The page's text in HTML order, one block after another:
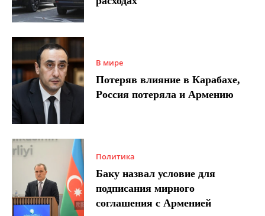
В мире
Потеряв влияние в Карабахе,
Россия потеряла и Армению
Политика
Баку назвал условие для
подписания мирного
соглашения с Арменией